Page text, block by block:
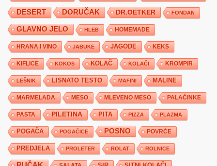
DESERT DORUČAK DR.OETKER FONDAN
GLAVNO JELO HLEB HOMEMADE
HRANA I VINO JABUKE JAGODE KEKS
KIFLICE KOKOS KOLAČ KOLAČI KROMPIR
LEŠNIK LISNATO TESTO MAFINI MALINE
MARMELADA MESO MLEVENO MESO PALAČINKE
PASTA PILETINA PITA PIZZA PLAZMA
POGAČA POGAČICE POSNO POVRĆE
PREDJELA PROLETER ROLAT ROLNICE